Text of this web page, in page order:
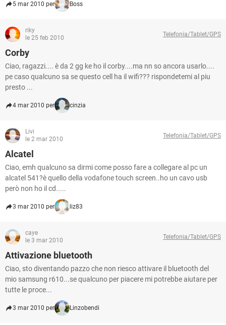
5 mar 2010 per Boss
riky
le 25 feb 2010
Telefonia/Tablet/GPS
Corby
Ciao, ragazzi.... è da 2 gg ke ho il corby....ma nn so ancora usarlo....
pe caso qualcuno sa se questo cell ha il wifi??? rispondetemi al piu
presto ...
4 mar 2010 per cinzia
Livi
le 2 mar 2010
Telefonia/Tablet/GPS
Alcatel
Ciao, emh qualcuno sa dirmi come posso fare a collegare al pc un
alcatel 541?è quello della vodafone touch screen..ho un cavo usb
però non ho il cd.....
3 mar 2010 per liz83
caye
le 3 mar 2010
Telefonia/Tablet/GPS
Attivazione bluetooth
Ciao, sto diventando pazzo che non riesco attivare il bluetooth del
mio samsung r610...se qualcuno per piacere mi potrebbe aiutare per
tutte le proce...
3 mar 2010 per Linzobendi